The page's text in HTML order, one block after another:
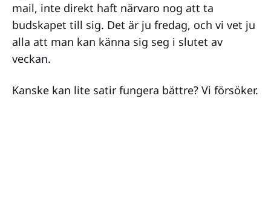
mail, inte direkt haft närvaro nog att ta
budskapet till sig. Det är ju fredag, och vi vet ju
alla att man kan känna sig seg i slutet av
veckan.
Kanske kan lite satir fungera bättre? Vi försöker.